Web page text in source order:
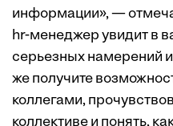
информации», —
hr-менеджер увидит в
серьезных намерений
же получите
коллегами,
коллективе и понять,